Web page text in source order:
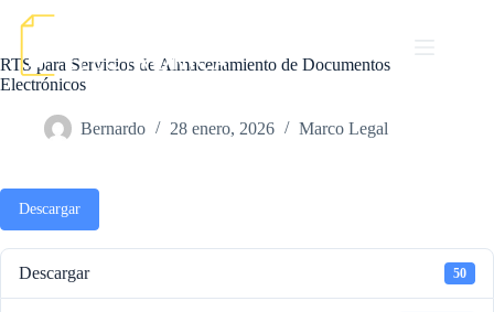
RTS para Servicios de Almacenamiento de Documentos
Electrónicos
Bernardo 28 enero, 2026 Marco Legal
Descargar
Descargar 50